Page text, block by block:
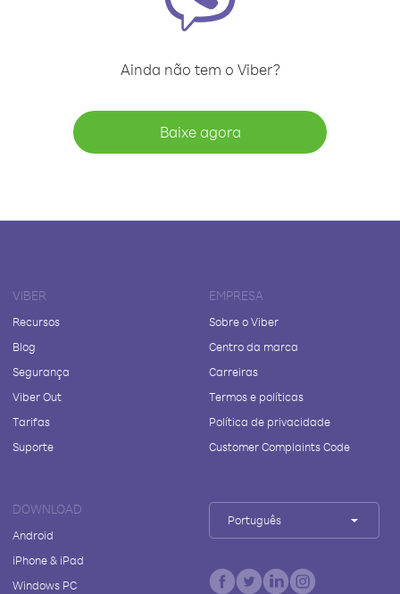
Ainda não tem o Viber?
Baixe agora
VIBER
Recursos
Blog
Segurança
Viber Out
Tarifas
Suporte
EMPRESA
Sobre o Viber
Centro da marca
Carreiras
Termos e políticas
Política de privacidade
Customer Complaints Code
DOWNLOAD
Android
iPhone & iPad
Windows PC
Português